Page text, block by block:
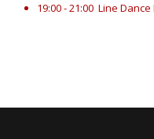
19:00 - 21:00 Line Dance I